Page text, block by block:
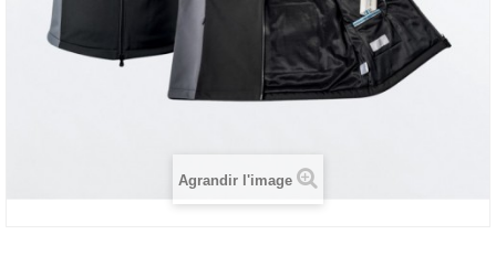
Agrandir l'image